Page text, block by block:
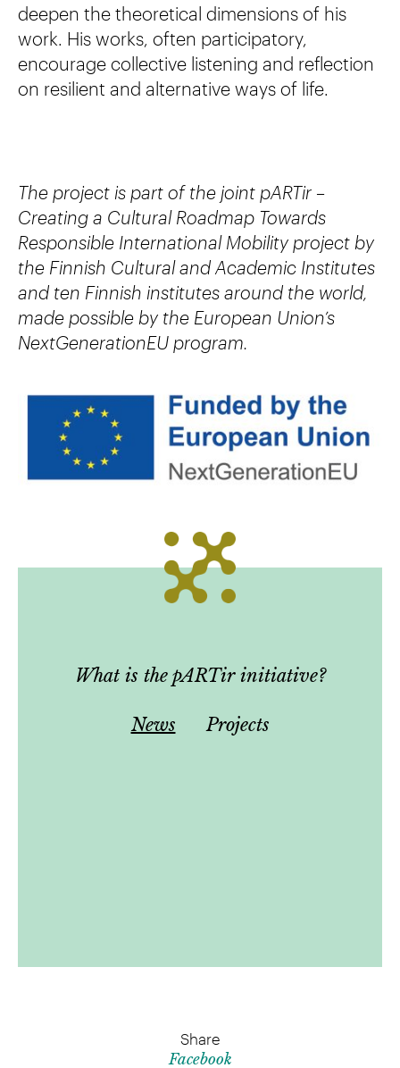
deepen the theoretical dimensions of his
work. His works, often participatory,
encourage collective listening and reflection
on resilient and alternative ways of life.
The project is part of the joint pARTir –
Creating a Cultural Roadmap Towards
Responsible International Mobility project by
the Finnish Cultural and Academic Institutes
and ten Finnish institutes around the world,
made possible by the European Union’s
NextGenerationEU program.
What is the pARTir initiative?
News Projects
Share
Facebook